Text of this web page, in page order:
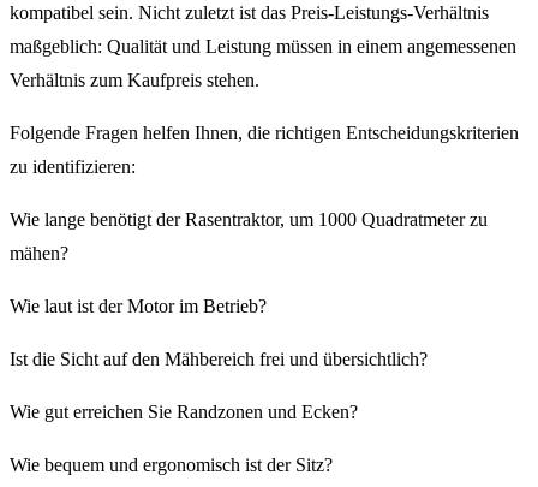
kompatibel sein. Nicht zuletzt ist das Preis-Leistungs-Verhältnis
maßgeblich: Qualität und Leistung müssen in einem angemessenen
Verhältnis zum Kaufpreis stehen.
Folgende Fragen helfen Ihnen, die richtigen Entscheidungskriterien
zu identifizieren:
Wie lange benötigt der Rasentraktor, um 1000 Quadratmeter zu
mähen?
Wie laut ist der Motor im Betrieb?
Ist die Sicht auf den Mähbereich frei und übersichtlich?
Wie gut erreichen Sie Randzonen und Ecken?
Wie bequem und ergonomisch ist der Sitz?